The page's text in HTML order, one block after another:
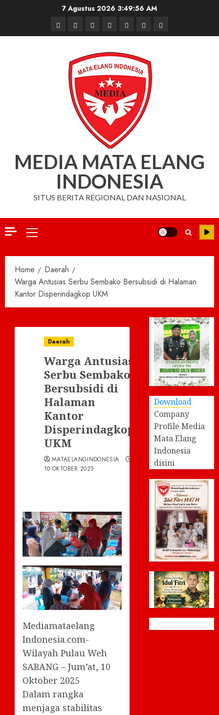
7 Agustus 2026 3:49:57 AM
BerandaNasionalDaerahHukum
dan
Kriminal
Pendidikan
Box
Redaksi
Iklan
MEDIA MATA ELANG
INDONESIA
SITUS BERITA REGIONAL DAN NASIONAL
Primary
Home
Daerah
Warga Antusias Serbu Sembako Bersubsidi di Halaman
Kantor Disperindagkop UKM
Daerah
Warga Antusias
Serbu Sembako
Bersubsidi di
Halaman
Kantor
Disperindagkop
UKM
MATAELANGINDONESIA
10 OKTOBER 2025
Mediamataelang
Indonesia.com-
Wilayah Pulau Weh
SABANG – Jum’at, 10
Oktober 2025
Dalam rangka
menjaga stabilitas
Download
Company
Profile Media
Mata Elang
Indonesia
disini